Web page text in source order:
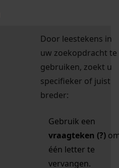
Door leestekens in
uw zoekopdracht te
gebruiken, zoekt u
specifieker of juist
breder:
Gebruik een
vraagteken (?)
één letter te
vervangen.